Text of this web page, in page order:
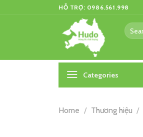
HỖ TRỢ: 0986.561.998
Search
for:
Categories
Home / Thương hiệu /